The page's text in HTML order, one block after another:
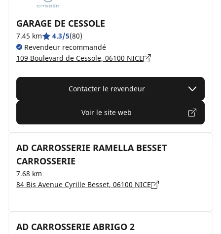
GARAGE DE CESSOLE
7.45 km 4.3/5(80)
Revendeur recommandé
109 Boulevard de Cessole, 06100 NICE
Contacter le revendeur
Voir le site web
AD CARROSSERIE RAMELLA BESSET
CARROSSERIE
7.68 km
84 Bis Avenue Cyrille Besset, 06100 NICE
AD CARROSSERIE ABRIGO 2